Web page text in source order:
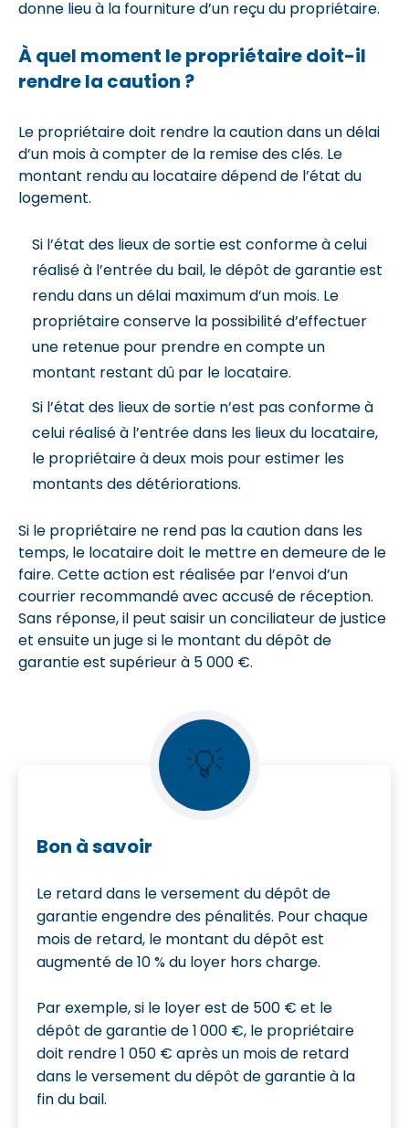
donne lieu à la fourniture d’un reçu du propriétaire.
À quel moment le propriétaire doit-il
rendre la caution ?
Le propriétaire doit rendre la caution dans un délai
d’un mois à compter de la remise des clés. Le
montant rendu au locataire dépend de l’état du
logement.
Si l’état des lieux de sortie est conforme à celui
réalisé à l’entrée du bail, le dépôt de garantie est
rendu dans un délai maximum d’un mois. Le
propriétaire conserve la possibilité d’effectuer
une retenue pour prendre en compte un
montant restant dû par le locataire.
Si l’état des lieux de sortie n’est pas conforme à
celui réalisé à l’entrée dans les lieux du locataire,
le propriétaire à deux mois pour estimer les
montants des détériorations.
Si le propriétaire ne rend pas la caution dans les
temps, le locataire doit le mettre en demeure de le
faire. Cette action est réalisée par l’envoi d’un
courrier recommandé avec accusé de réception.
Sans réponse, il peut saisir un conciliateur de justice
et ensuite un juge si le montant du dépôt de
garantie est supérieur à 5 000 €.
💡
Bon à savoir
Le retard dans le versement du dépôt de
garantie engendre des pénalités. Pour chaque
mois de retard, le montant du dépôt est
augmenté de 10 % du loyer hors charge.
Par exemple, si le loyer est de 500 € et le
dépôt de garantie de 1 000 €, le propriétaire
doit rendre 1 050 € après un mois de retard
dans le versement du dépôt de garantie à la
fin du bail.